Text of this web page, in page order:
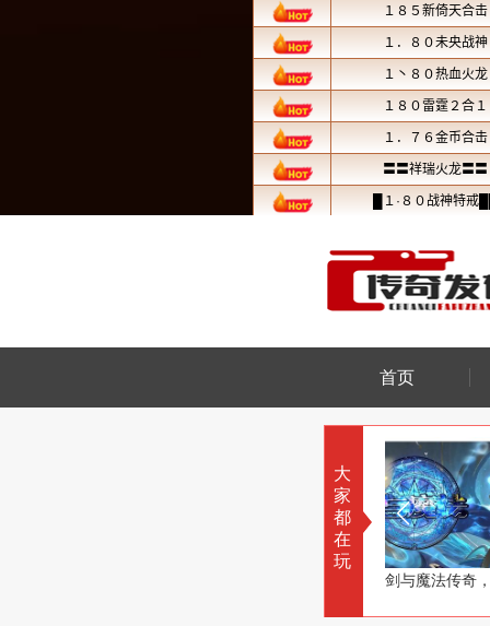
首页
大
家
都
在
玩
剑与魔法传奇